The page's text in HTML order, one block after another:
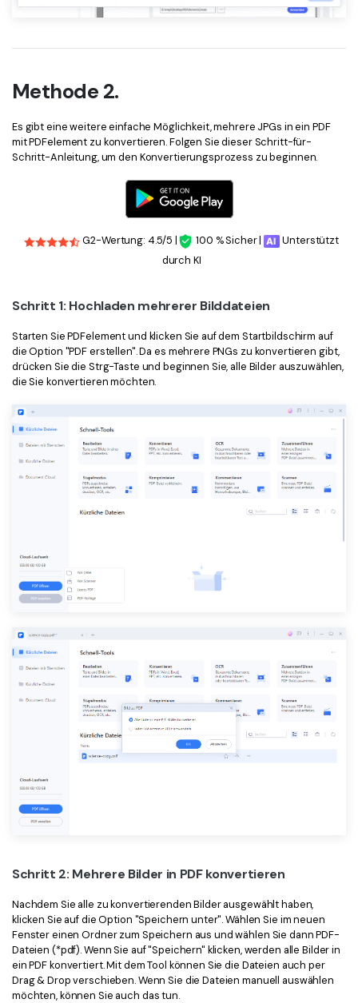
Methode 2.
Es gibt eine weitere einfache Möglichkeit, mehrere JPGs in ein PDF
mit PDFelement zu konvertieren. Folgen Sie dieser Schritt-für-
Schritt-Anleitung, um den Konvertierungsprozess zu beginnen.
G2-Wertung: 4.5/5 | 100 % Sicher |
Unterstützt
durch KI
Schritt 1: Hochladen mehrerer Bilddateien
Starten Sie PDFelement und klicken Sie auf dem Startbildschirm auf
die Option "PDF erstellen". Da es mehrere PNGs zu konvertieren gibt,
drücken Sie die Strg-Taste und beginnen Sie, alle Bilder auszuwählen,
die Sie konvertieren möchten.
Schritt 2: Mehrere Bilder in PDF konvertieren
Nachdem Sie alle zu konvertierenden Bilder ausgewählt haben,
klicken Sie auf die Option "Speichern unter". Wählen Sie im neuen
Fenster einen Ordner zum Speichern aus und wählen Sie dann PDF-
Dateien (*pdf). Wenn Sie auf "Speichern" klicken, werden alle Bilder in
ein PDF konvertiert. Mit dem Tool können Sie die Dateien auch per
Drag & Drop verschieben. Wenn Sie die Dateien manuell auswählen
möchten, können Sie auch das tun.